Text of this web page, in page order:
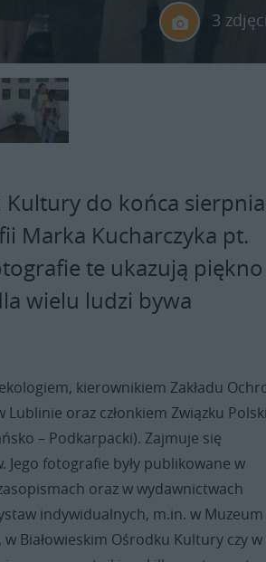
3
do końca sierpnia
Marka Kucharczyka pt.
te ukazują piękno
wielu ludzi bywa
kierownikiem Zakładu
oraz członkiem Związku
– Podkarpacki). Zajmuje się
fotografie były publikowane w
oraz w wydawnictwach
indywidualnych, m.in. w Muzeum
Białowieskim Ośrodku Kultury czy w